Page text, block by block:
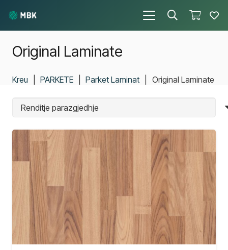
Original Laminate
Kreu PARKETE Parket Laminat Original Laminate